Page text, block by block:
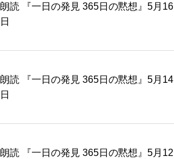
朗読 『一日の発見 365日の黙想』5月16
日
朗読 『一日の発見 365日の黙想』5月14
日
朗読 『一日の発見 365日の黙想』5月12